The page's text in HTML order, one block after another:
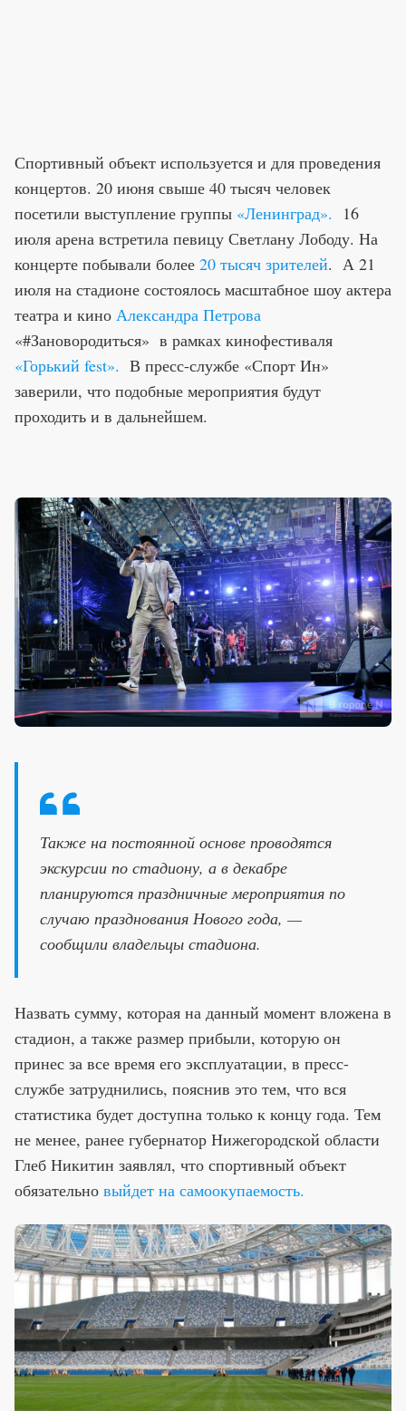
Спортивный объект используется и для проведения
концертов. 20 июня свыше 40 тысяч человек
посетили выступление группы «Ленинград».
16
июля арена встретила певицу Светлану Лободу. На
концерте побывали более 20 тысяч зрителей. А 21
июля на стадионе состоялось масштабное шоу актера
театра и кино Александра Петрова
«#Зановородиться» в рамках кинофестиваля
«Горький fest». В пресс-службе «Спорт Ин»
заверили, что подобные мероприятия будут
проходить и в дальнейшем.
Также на постоянной основе проводятся
экскурсии по стадиону, а в декабре
планируются праздничные мероприятия по
случаю празднования Нового года, —
сообщили владельцы стадиона.
Назвать сумму, которая на данный момент вложена в
стадион, а также размер прибыли, которую он
принес за все время его эксплуатации, в пресс-
службе затруднились, пояснив это тем, что вся
статистика будет доступна только к концу года. Тем
не менее, ранее губернатор Нижегородской области
Глеб Никитин заявлял, что спортивный объект
обязательно выйдет на самоокупаемость.